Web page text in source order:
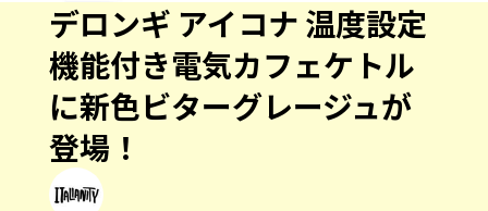
デロンギ アイコナ 温度設定
機能付き電気カフェケトル
に新色ビターグレージュが
登場！